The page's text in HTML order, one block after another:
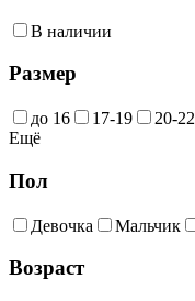
В наличии
Размер
до 16 17-19 20-22
Ещё
Пол
Девочка Мальчик
Возраст